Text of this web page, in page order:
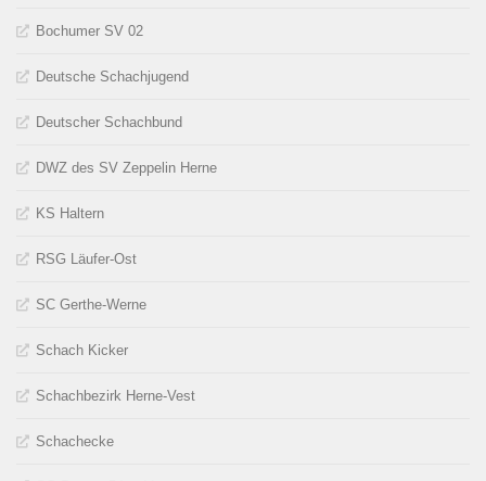
Bochumer SV 02
Deutsche Schachjugend
Deutscher Schachbund
DWZ des SV Zeppelin Herne
KS Haltern
RSG Läufer-Ost
SC Gerthe-Werne
Schach Kicker
Schachbezirk Herne-Vest
Schachecke